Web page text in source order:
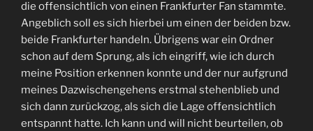
die offensichtlich von einen Frankfurter Fan stammte.
Angeblich soll es sich hierbei um einen der beiden bzw.
beide Frankfurter handeln. Übrigens war ein Ordner
schon auf dem Sprung, als ich eingriff, wie ich durch
meine Position erkennen konnte und der nur aufgrund
meines Dazwischengehens erstmal stehenblieb und
sich dann zurückzog, als sich die Lage offensichtlich
entspannt hatte. Ich kann und will nicht beurteilen, ob